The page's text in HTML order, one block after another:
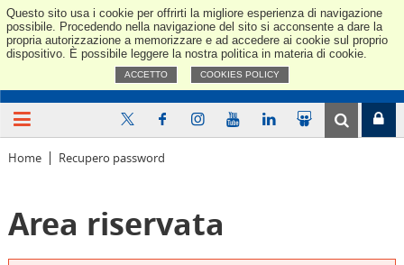
Questo sito usa i cookie per offrirti la migliore esperienza di navigazione
possibile. Procedendo nella navigazione del sito si acconsente a dare la
propria autorizzazione a memorizzare e ad accedere ai cookie sul proprio
dispositivo. È possibile leggere la nostra politica in materia di cookie.
ACCETTO COOKIES POLICY
Home Recupero password
Area riservata